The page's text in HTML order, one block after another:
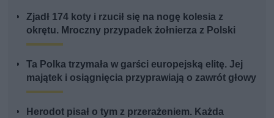
Zjadł 174 koty i rzucił się na nogę kolesia z
okrętu. Mroczny przypadek żołnierza z Polski
Ta Polka trzymała w garści europejską elitę. Jej
majątek i osiągnięcia przyprawiają o zawrót głowy
Herodot pisał o tym z przerażeniem. Każda